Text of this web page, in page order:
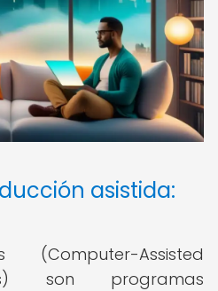
asistida:
Assisted
son programas